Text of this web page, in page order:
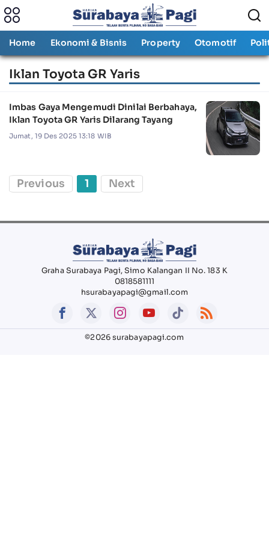
Home Ekonomi & Bisnis Property Otomotif
Iklan Toyota GR Yaris
Imbas Gaya Mengemudi Dinilai Berbahaya,
Iklan Toyota GR Yaris Dilarang Tayang
Jumat, 19 Des 2025 13:18 WIB
Previous 1 Next
Graha Surabaya Pagi, Simo Kalangan II No. 183 K
0818581111
hsurabayapagi@gmail.com
©2026 surabayapagi.com